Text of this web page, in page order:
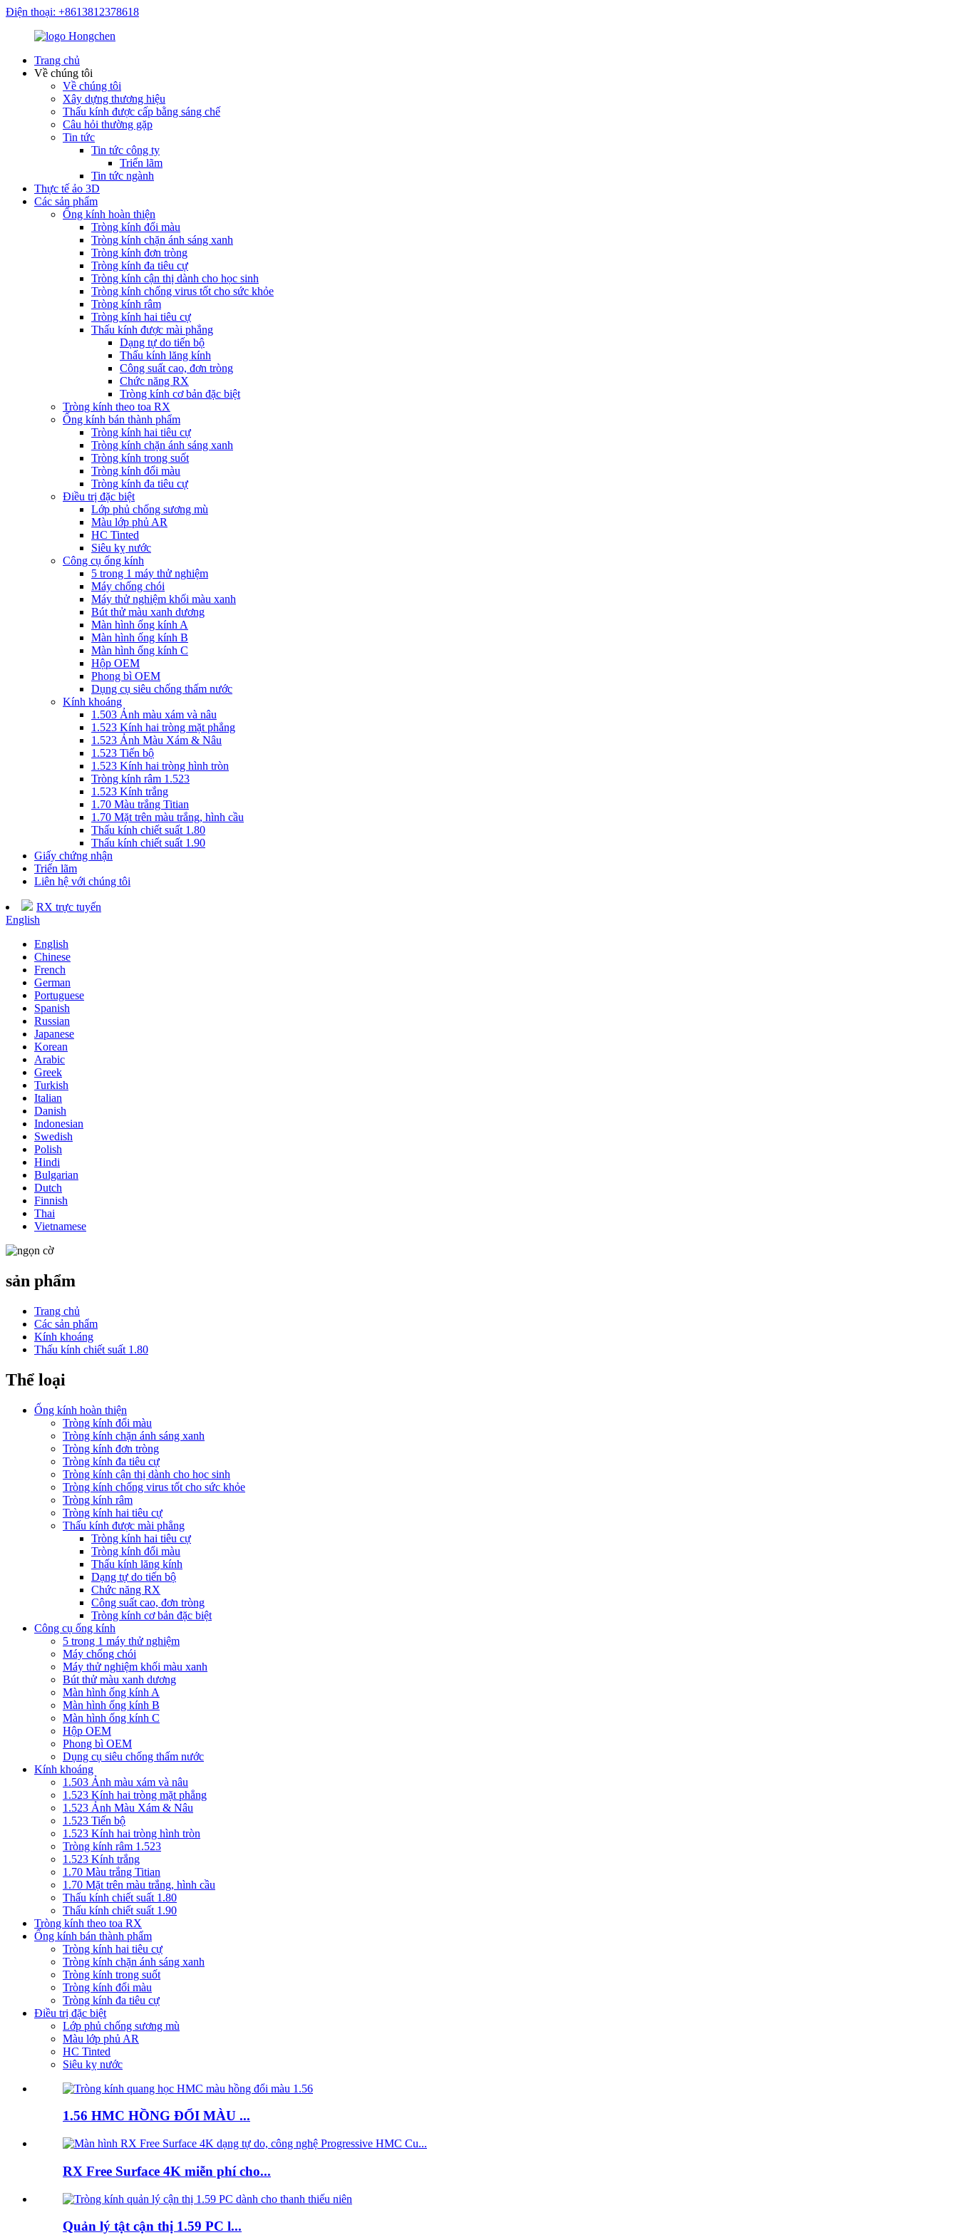
Điện thoại: +8613812378618
Trang chủ
Về chúng tôi
Về chúng tôi
Xây dựng thương hiệu
Thấu kính được cấp bằng sáng chế
Câu hỏi thường gặp
Tin tức
Tin tức công ty
Triển lãm
Tin tức ngành
Thực tế ảo 3D
Các sản phẩm
Ống kính hoàn thiện
Tròng kính đổi màu
Tròng kính chặn ánh sáng xanh
Tròng kính đơn tròng
Tròng kính đa tiêu cự
Tròng kính cận thị dành cho học sinh
Tròng kính chống virus tốt cho sức khỏe
Tròng kính râm
Tròng kính hai tiêu cự
Thấu kính được mài phẳng
Dạng tự do tiến bộ
Thấu kính lăng kính
Công suất cao, đơn tròng
Chức năng RX
Tròng kính cơ bản đặc biệt
Tròng kính theo toa RX
Ống kính bán thành phẩm
Tròng kính hai tiêu cự
Tròng kính chặn ánh sáng xanh
Tròng kính trong suốt
Tròng kính đổi màu
Tròng kính đa tiêu cự
Điều trị đặc biệt
Lớp phủ chống sương mù
Màu lớp phủ AR
HC Tinted
Siêu kỵ nước
Công cụ ống kính
5 trong 1 máy thử nghiệm
Máy chống chói
Máy thử nghiệm khối màu xanh
Bút thử màu xanh dương
Màn hình ống kính A
Màn hình ống kính B
Màn hình ống kính C
Hộp OEM
Phong bì OEM
Dụng cụ siêu chống thấm nước
Kính khoáng
1.503 Ảnh màu xám và nâu
1.523 Kính hai tròng mặt phẳng
1.523 Ảnh Màu Xám & Nâu
1.523 Tiến bộ
1.523 Kính hai tròng hình tròn
Tròng kính râm 1.523
1.523 Kính trắng
1.70 Màu trắng Titian
1.70 Mặt trên màu trắng, hình cầu
Thấu kính chiết suất 1.80
Thấu kính chiết suất 1.90
Giấy chứng nhận
Triển lãm
Liên hệ với chúng tôi
RX trực tuyến
English
English
Chinese
French
German
Portuguese
Spanish
Russian
Japanese
Korean
Arabic
Greek
Turkish
Italian
Danish
Indonesian
Swedish
Polish
Hindi
Bulgarian
Dutch
Finnish
Thai
Vietnamese
sản phẩm
Trang chủ
Các sản phẩm
Kính khoáng
Thấu kính chiết suất 1.80
Thể loại
Ống kính hoàn thiện
Tròng kính đổi màu
Tròng kính chặn ánh sáng xanh
Tròng kính đơn tròng
Tròng kính đa tiêu cự
Tròng kính cận thị dành cho học sinh
Tròng kính chống virus tốt cho sức khỏe
Tròng kính râm
Tròng kính hai tiêu cự
Thấu kính được mài phẳng
Tròng kính hai tiêu cự
Tròng kính đổi màu
Thấu kính lăng kính
Dạng tự do tiến bộ
Chức năng RX
Công suất cao, đơn tròng
Tròng kính cơ bản đặc biệt
Công cụ ống kính
5 trong 1 máy thử nghiệm
Máy chống chói
Máy thử nghiệm khối màu xanh
Bút thử màu xanh dương
Màn hình ống kính A
Màn hình ống kính B
Màn hình ống kính C
Hộp OEM
Phong bì OEM
Dụng cụ siêu chống thấm nước
Kính khoáng
1.503 Ảnh màu xám và nâu
1.523 Kính hai tròng mặt phẳng
1.523 Ảnh Màu Xám & Nâu
1.523 Tiến bộ
1.523 Kính hai tròng hình tròn
Tròng kính râm 1.523
1.523 Kính trắng
1.70 Màu trắng Titian
1.70 Mặt trên màu trắng, hình cầu
Thấu kính chiết suất 1.80
Thấu kính chiết suất 1.90
Tròng kính theo toa RX
Ống kính bán thành phẩm
Tròng kính hai tiêu cự
Tròng kính chặn ánh sáng xanh
Tròng kính trong suốt
Tròng kính đổi màu
Tròng kính đa tiêu cự
Điều trị đặc biệt
Lớp phủ chống sương mù
Màu lớp phủ AR
HC Tinted
Siêu kỵ nước
1.56 HMC HỒNG ĐỔI MÀU ...
RX Free Surface 4K miễn phí cho...
Quản lý tật cận thị 1.59 PC l...